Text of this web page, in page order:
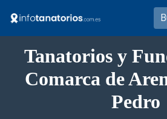
Tanatorios y
Comarca de
Pedro